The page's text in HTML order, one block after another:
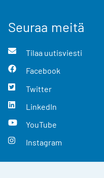
Seuraa meitä
Tilaa uutisviesti
Facebook
Twitter
LinkedIn
YouTube
Instagram